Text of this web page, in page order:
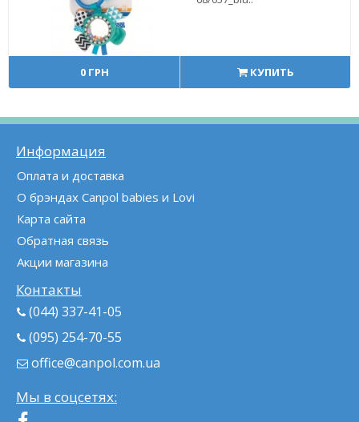
0 ГРН КУПИТЬ
Информация
Оплата и доставка
О брэндах Canpol babies и Lovi
Карта сайта
Обратная связь
Акции магазина
Контакты
(044) 337-41-05
(095) 254-70-55
office@canpol.com.ua
Мы в соцсетях: